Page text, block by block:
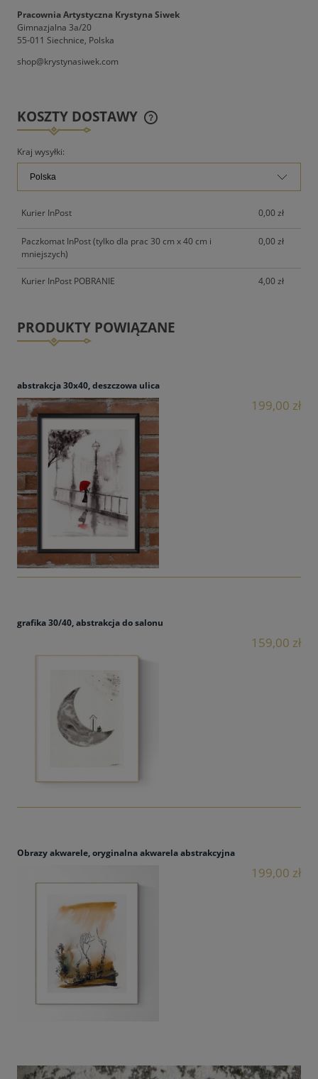
Pracownia Artystyczna Krystyna Siwek
Gimnazjalna 3a/20
55-011 Siechnice, Polska
shop@krystynasiwek.com
KOSZTY DOSTAWY
CENA NIE ZAWIERA EWENTUALNYCH KOSZTÓW
PŁATNOŚCI
Kraj wysyłki:
Kurier InPost 0,00 zł
Paczkomat InPost (tylko dla prac 30 cm x 40 cm i
mniejszych)
0,00 zł
Kurier InPost POBRANIE 4,00 zł
PRODUKTY POWIĄZANE
abstrakcja 30x40, deszczowa ulica
199,00 zł
grafika 30/40, abstrakcja do salonu
159,00 zł
Obrazy akwarele, oryginalna akwarela abstrakcyjna
199,00 zł